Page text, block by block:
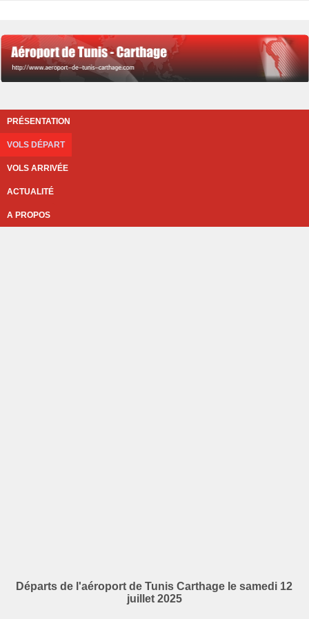
PRÉSENTATION
VOLS DÉPART
VOLS ARRIVÉE
ACTUALITÉ
A PROPOS
Départs de l'aéroport de Tunis Carthage le samedi 12
juillet 2025